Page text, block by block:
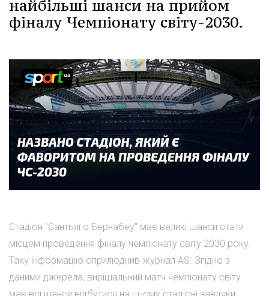
найбільші шанси на прийом
фіналу Чемпіонату світу-2030.
Стадіон "Сантьяго Бернабеу" має великі шанси стати
місцем проведення фіналу чемпіонату світу 2030 року.
Таку інформацію оприлюднив журнал AS. Згідно з
даними джерела, вирішальний матч чемпіонату світу